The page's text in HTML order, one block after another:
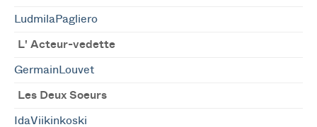
LudmilaPagliero
L' Acteur-vedette
GermainLouvet
Les Deux Soeurs
IdaViikinkoski